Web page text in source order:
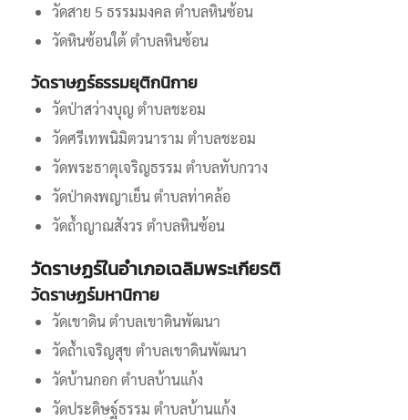
วัดสาย 5 ธรรมมงคล ตำบลหินซ้อน
วัดหินซ้อนใต้ ตำบลหินซ้อน
วัดราษฏร์ธรรมยุติกนิกาย
วัดป่าสว่างบุญ ตำบลชะอม
วัดศรีเทพนิมิตวนาราม ตำบลชะอม
วัดพระธาตุเจริญธรรม ตำบลทับกวาง
วัดป่าดงพญาเย็น ตำบลท่าคล้อ
วัดถ้ำญาณสังวร ตำบลหินซ้อน
วัดราษฏร์ในอำเภอเฉลิมพระเกียรติ
วัดราษฏร์มหานิกาย
วัดเขาดิน ตำบลเขาดินพัฒนา
วัดถ้ำเจริญสุข ตำบลเขาดินพัฒนา
วัดบ้านกอก ตำบลบ้านแก้ง
วัดประดิษฐ์ธรรม ตำบลบ้านแก้ง